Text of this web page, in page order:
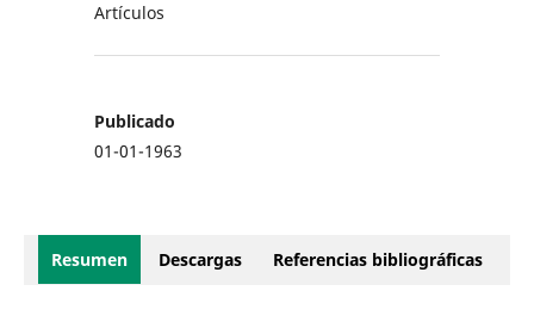
Artículos
Publicado
01-01-1963
Resumen Descargas Referencias bibliográficas